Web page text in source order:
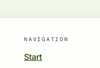
NAVIGATION
Start